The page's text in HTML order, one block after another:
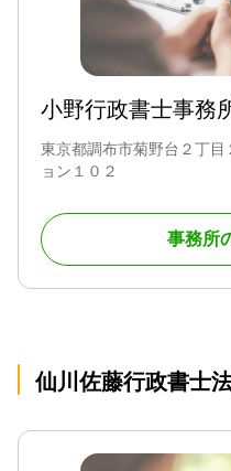
小野行政書士事務
東京都調布市菊野台２丁
ョン１０２
事務所
仙川佐藤行政書士